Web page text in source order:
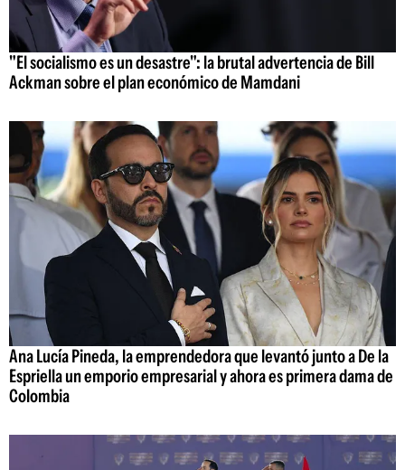
"El socialismo es un desastre": la brutal advertencia de Bill
Ackman sobre el plan económico de Mamdani
Ana Lucía Pineda, la emprendedora que levantó junto a De la
Espriella un emporio empresarial y ahora es primera dama de
Colombia